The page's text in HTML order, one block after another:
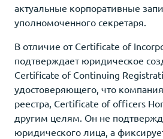
актуальные корпоративные
уполномоченного секретаря.
В отличие от Certificate of
подтверждает юридическое
Certificate of Continuing
удостоверяющего, что
реестра, Certificate of officers
другим целям. Он не
юридического лица, а